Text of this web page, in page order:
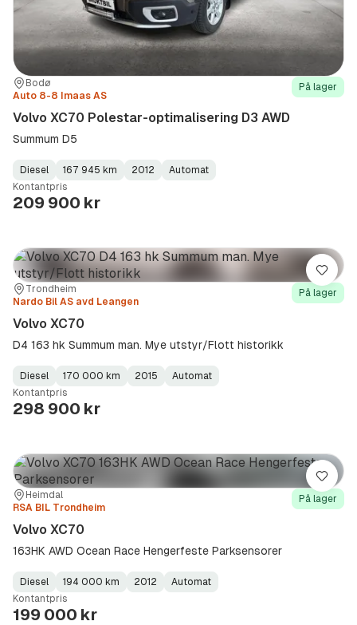
Sted:
Bodø
Forhandler:
Auto 8-8 Imaas AS
På lager
Volvo XC70 Polestar-optimalisering D3 AWD
Summum D5
Fuel
Type:
Diesel
Kilometerstand:
167 945 km
Model
Year:
2012
Gearbox
Type:
Automat
Kontantpris
209 900 kr
Sted:Trondheim
Forhandler:
Nardo Bil AS avd Leangen
På lager
Volvo XC70
D4 163 hk Summum man. Mye utstyr/Flott historikk
Fuel
Type:
Diesel
Kilometerstand :
170 000 km
Model
Year:
2015
Gearbox
Type:
Automat
Kontantpris
298 900 kr
Lagre
Sted:Heimdal
Forhandler:
RSA BIL Trondheim
På lager
Volvo XC70
163HK AWD Ocean Race Hengerfeste Parksensorer
Fuel
Type:
Diesel
Kilometerstand :
194 000 km
Model
Year:
2012
Gearbox
Type:
Automat
Kontantpris
199 000 kr
Lagre